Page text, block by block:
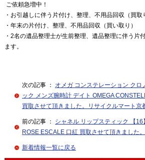
ご依頼急増中！
・お引越しに伴う片付け、整理、不用品回収（買取
・年末の片付け、整理、不用品回収（買い取り）
・2名の遺品整理士が生前整理、遺品整理に伴う片
ます。
次の記事 ： オメガ コンステレーション クロ
ック メンズ腕時計 デイト OMEGA
買取させて頂きました。リサイクルマート京
前の記事 ： シャネル リップスティック 【16
ROSE ESCALE 口紅 買取させて頂きました。
新着情報一覧に戻る